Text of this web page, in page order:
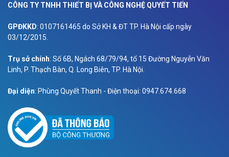
CÔNG TY TNHH THIẾT BỊ VÀ CÔNG NGHỆ QUYẾT TIẾN
GPĐKKD: 0107161465 do Sở KH & ĐT TP. Hà Nội cấp ngày
03/12/2015.
Trụ sở chính: Số 6B, Ngách 68/79/94, tổ 15 Đường Nguyễn Văn
Linh, P. Thạch Bàn, Q. Long Biên, TP. Hà Nội.
Đại diện: Phùng Quyết Thanh - Điện thoại: 0947.674.668